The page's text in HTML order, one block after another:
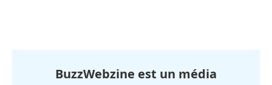
BuzzWebzine est un média